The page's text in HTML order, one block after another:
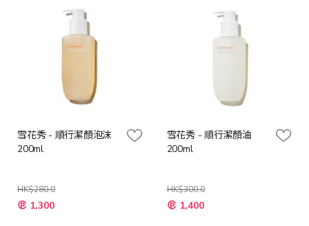
雪花秀 - 順行潔顏泡沫
200ml
HK$280.0
特
殊 1,300
雪花秀 - 順行潔顏油
200ml
HK$300.0
特
殊 1,400